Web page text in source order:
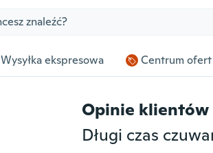
Wysyłka ekspresowa Centrum
Opinie klientów